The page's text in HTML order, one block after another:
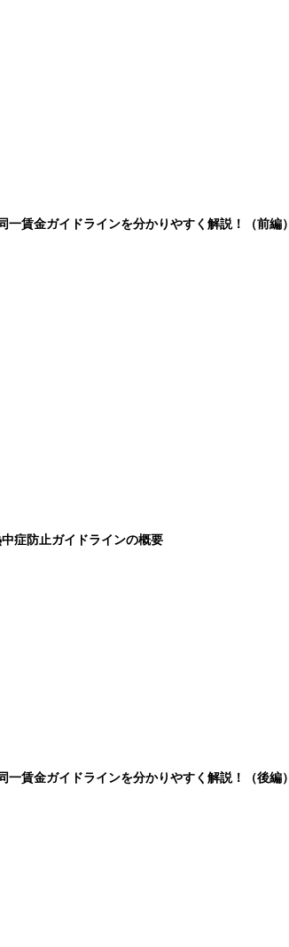
一賃金ガイドラインを分かりやすく解説！（前編）
症防止ガイドラインの概要
一賃金ガイドラインを分かりやすく解説！（後編）